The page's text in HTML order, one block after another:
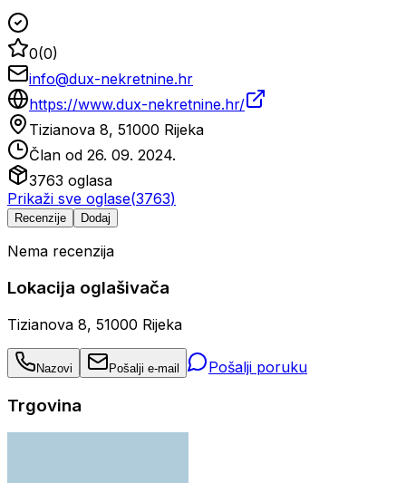
0(0)
info@dux-nekretnine.hr
https://www.dux-nekretnine.hr/
Tizianova 8, 51000 Rijeka
Član od 26. 09. 2024.
3763 oglasa
Prikaži sve oglase(3763)
Recenzije Dodaj
Nema recenzija
Lokacija oglašivača
Tizianova 8, 51000 Rijeka
Nazovi Pošalji e-mail Pošalji poruku
Trgovina